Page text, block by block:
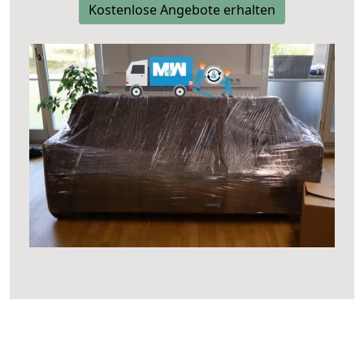
Kostenlose Angebote erhalten